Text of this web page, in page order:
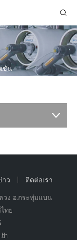
ชัน
าว ติดต่อเรา
วง อ.กระทุ่มแบน
ทย